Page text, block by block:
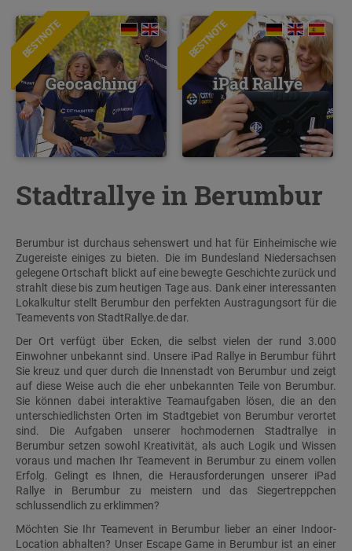
BESTNOTE
Geocaching
BESTNOTE
iPad Rallye
Stadtrallye in Berumbur
Berumbur ist durchaus sehenswert und hat für Einheimische wie
Zugereiste einiges zu bieten. Die im Bundesland Niedersachsen
gelegene Ortschaft blickt auf eine bewegte Geschichte zurück und
strahlt diese bis zum heutigen Tage aus. Dank einer interessanten
Lokalkultur stellt Berumbur den perfekten Austragungsort für die
Teamevents von StadtRallye.de dar.
Der Ort verfügt über Ecken, die selbst vielen der rund 3.000
Einwohner unbekannt sind. Unsere iPad Rallye in Berumbur führt
Sie kreuz und quer durch die Innenstadt von Berumbur und zeigt
auf diese Weise auch die eher unbekannten Teile von Berumbur.
Sie können dabei interaktive Teamaufgaben lösen, die an den
unterschiedlichsten Orten im Stadtgebiet von Berumbur verortet
sind. Die Aufgaben unserer hochmodernen Stadtrallye in
Berumbur setzen sowohl Kreativität, als auch Logik und Wissen
voraus und machen Ihr Teamevent in Berumbur zu einem vollen
Erfolg. Gelingt es Ihnen, die Herausforderungen unserer iPad
Rallye in Berumbur zu meistern und das Siegertreppchen
schlussendlich zu erklimmen?
Möchten Sie Ihr Teamevent in Berumbur lieber an einer Indoor-
Location abhalten? Unser Escape Game in Berumbur ist an einer